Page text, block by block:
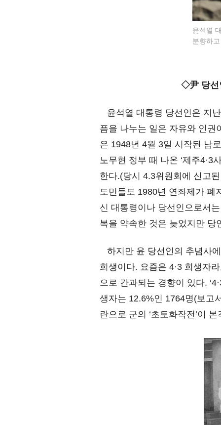
윤석열
분향하
◇尹 당선인 “무고한
윤석열 대통령 당선인은 지
픔을 나누는 일은 자유와 인권
은 1948년 4월 3일 시작된 남
노무현 정부 때 나온 ‘제주4·3
한다.(당시 4.3위원회에 신고
도민들도 1980년 연좌제가 폐
신 대통령이나 당선인으로서
복을 약속한 것은 늦었지만 당
하지만 윤 당선인의 추념사
희생이다. 요즘은 4·3 희생자
으로 간과되는 경향이 있다.
생자는 12.6%인 1764명(보고
란으로 군의 ‘초토화작전’이